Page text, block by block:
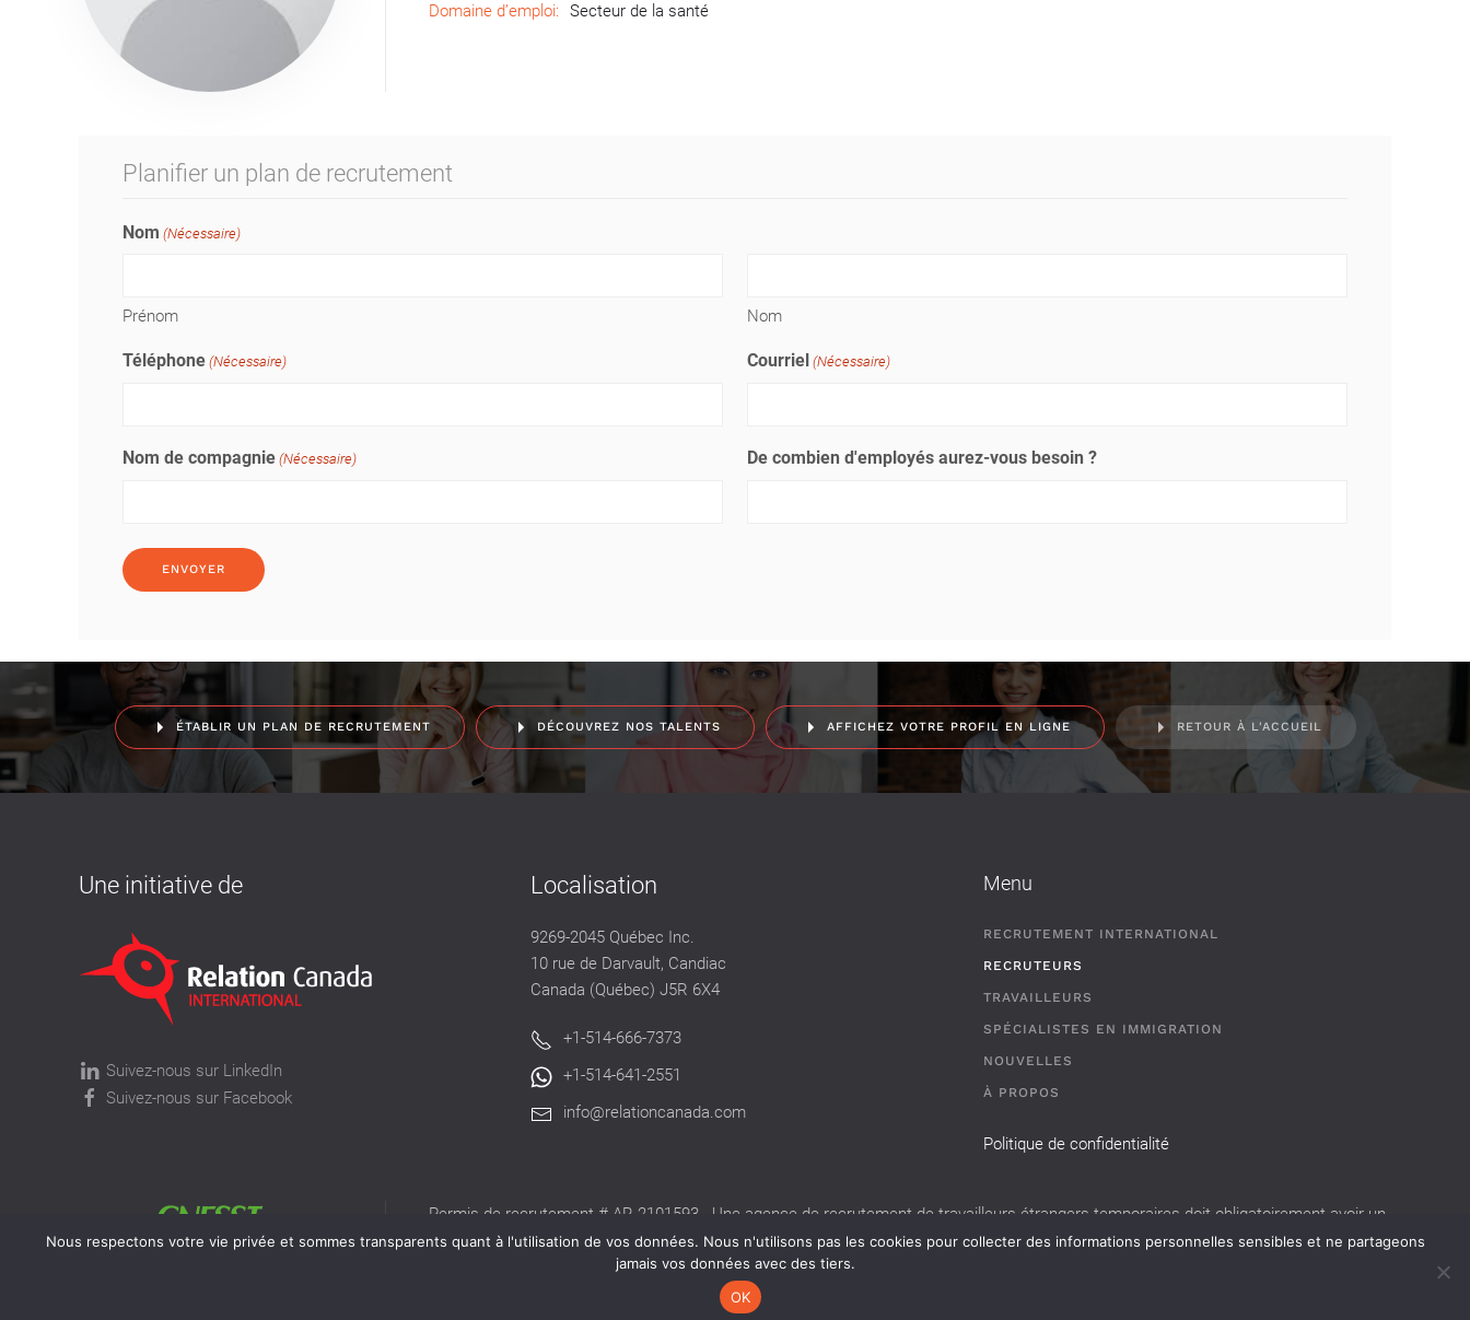
Domaine d’emploi:
Secteur de la santé
Planifier un plan de recrutement
Nom (Nécessaire)
Prénom Nom
Téléphone (Nécessaire) Courriel (Nécessaire)
Nom de compagnie (Nécessaire) De combien d'employés aurez-vous besoin ?
ÉTABLIR UN PLAN DE RECRUTEMENT DÉCOUVREZ NOS TALENTS AFFICHEZ VOTRE PROFIL EN LIGNE RETOUR À L'ACCUEIL
Une initiative de
Suivez-nous sur LinkedIn
Suivez-nous sur Facebook
Localisation
9269-2045 Québec Inc.
10 rue de Darvault, Candiac
Canada (Québec) J5R 6X4
+1-514-666-7373
+1-514-641-2551
info@relationcanada.com
Menu
RECRUTEMENT INTERNATIONAL
RECRUTEURS
TRAVAILLEURS
SPÉCIALISTES EN IMMIGRATION
NOUVELLES
À PROPOS
Politique de confidentialité
Permis de recrutement # AR-2101593 - Une agence de recrutement de travailleurs étrangers temporaires doit obligatoirement avoir un
permis valide délivré par la CNESST pour exercer ses activités au Québec.
Nous respectons votre vie privée et sommes transparents quant à l'utilisation de vos données. Nous n'utilisons pas les cookies pour collecter des informations personnelles sensibles et ne partageons
jamais vos données avec des tiers.
OK